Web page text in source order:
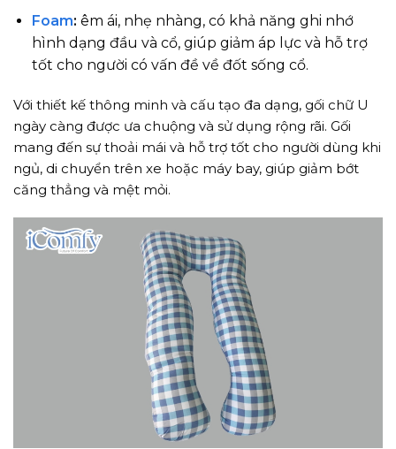
Foam: êm ái, nhẹ nhàng, có khả năng ghi nhớ
hình dạng đầu và cổ, giúp giảm áp lực và hỗ trợ
tốt cho người có vấn đề về đốt sống cổ.
Với thiết kế thông minh và cấu tạo đa dạng, gối chữ U
ngày càng được ưa chuộng và sử dụng rộng rãi. Gối
mang đến sự thoải mái và hỗ trợ tốt cho người dùng khi
ngủ, di chuyển trên xe hoặc máy bay, giúp giảm bớt
căng thẳng và mệt mỏi.